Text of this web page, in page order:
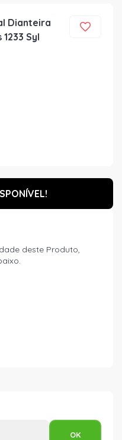
Dianteira
Syl
deste Produto,